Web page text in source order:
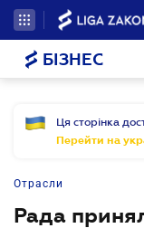
БІЗНЕС
Ця сторінка
Перейти на
Отрасли
Рада